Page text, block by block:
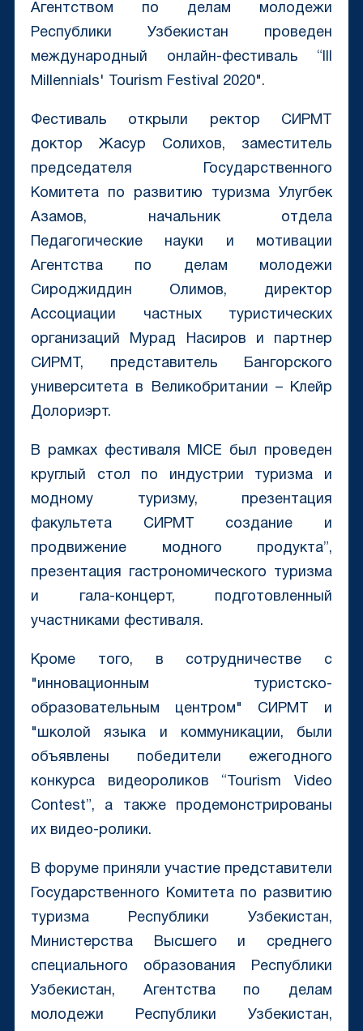
Агентством по делам молодежи
Республики Узбекистан проведен
международный онлайн-фестиваль “III
Millennials' Tourism Festival 2020".
Фестиваль открыли ректор СИРМТ
доктор Жасур Солихов, заместитель
председателя Государственного
Комитета по развитию туризма Улугбек
Азамов, начальник отдела
Педагогические науки и мотивации
Агентства по делам молодежи
Сироджиддин Олимов, директор
Ассоциации частных туристических
организаций Мурад Насиров и партнер
СИРМТ, представитель Бангорского
университета в Великобритании – Клейр
Долориэрт.
В рамках фестиваля MICE был проведен
круглый стол по индустрии туризма и
модному туризму, презентация
факультета СИРМТ создание и
продвижение модного продукта”,
презентация гастрономического туризма
и гала-концерт, подготовленный
участниками фестиваля.
Кроме того, в сотрудничестве с
"инновационным туристско-
образовательным центром" СИРМТ и
"школой языка и коммуникации, были
объявлены победители ежегодного
конкурса видеороликов “Tourism Video
Contest”, а также продемонстрированы
их видео-ролики.
В форуме приняли участие представители
Государственного Комитета по развитию
туризма Республики Узбекистан,
Министерства Высшего и среднего
специального образования Республики
Узбекистан, Агентства по делам
молодежи Республики Узбекистан,